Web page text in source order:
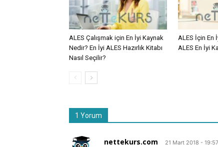
ALES Çalışmak için En İyi Kaynak
Nedir? En İyi ALES Hazırlık Kitabı
Nasıl Seçilir?
ALES İçin En
ALES En İyi
1 Yorum
nettekurs.com 21 Mart 2018 - 19:57